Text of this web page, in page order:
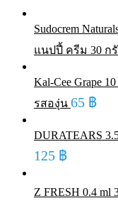
Sudocrem
แนปปี้ ครีม 30 ก
Kal-Cee Grape
รสองุ่น 65 ฿
DURATEARS
125 ฿
Z FRESH 0.4 ml